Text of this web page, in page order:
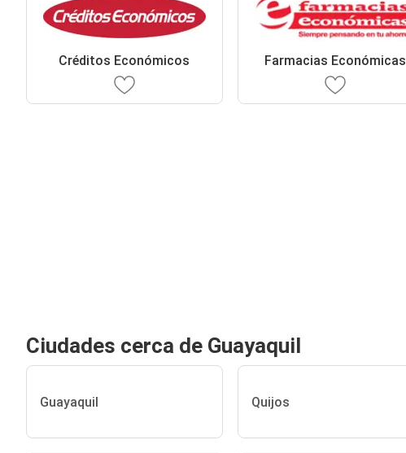
Créditos Económicos Farmacias Económicas
Ciudades cerca de Guayaquil
Guayaquil Quijos